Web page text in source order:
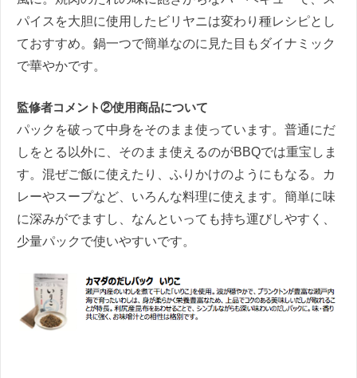
パイスを大胆に使用したビリヤニは変わり種レシピとし
ておすすめ。鍋一つで簡単なのに見た目もダイナミック
で華やかです。
監修者コメント②使用商品について
パックを破って中身をそのまま使っています。普通にだ
しをとる以外に、そのまま使えるのがBBQでは重宝しま
す。混ぜご飯に使えたり、ふりかけのようにもなる。カ
レーやスープなど、いろんな料理に使えます。簡単に味
に深みがでますし、なんといっても持ち運びしやすく、
少量パックで使いやすいです。